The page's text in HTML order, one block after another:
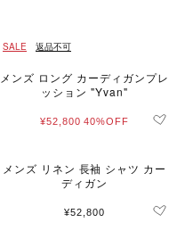
SALE 返品不可
メンズ ロング カーディガンプレ
ッション "Yvan"
¥52,800 40%OFF
メンズ リネン 長袖 シャツ カー
ディガン
¥52,800